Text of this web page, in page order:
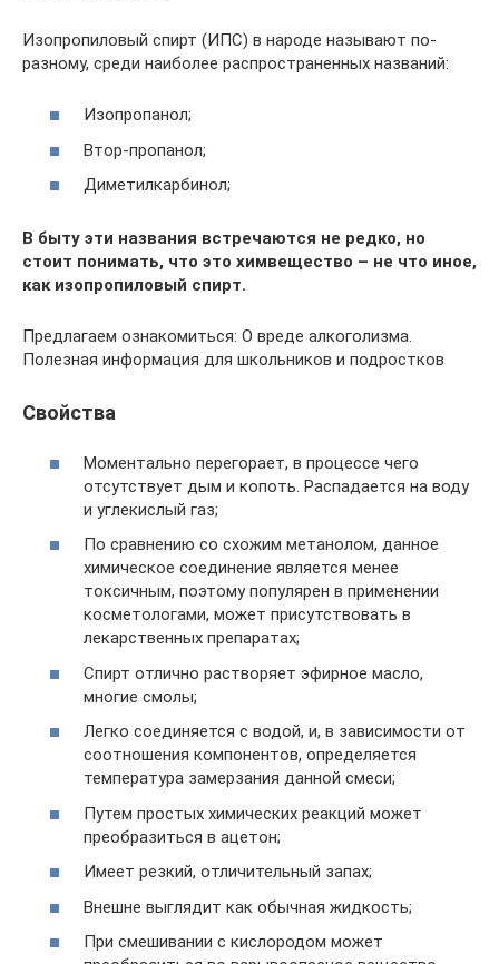
Изопропиловый спирт (ИПС) в народе называют по-
разному, среди наиболее распространенных названий:
Изопропанол;
Втор-пропанол;
Диметилкарбинол;
В быту эти названия встречаются не редко, но
стоит понимать, что это химвещество – не что иное,
как изопропиловый спирт.
Предлагаем ознакомиться: О вреде алкоголизма.
Полезная информация для школьников и подростков
Свойства
Моментально перегорает, в процессе чего
отсутствует дым и копоть. Распадается на воду
и углекислый газ;
По сравнению со схожим метанолом, данное
химическое соединение является менее
токсичным, поэтому популярен в применении
косметологами, может присутствовать в
лекарственных препаратах;
Спирт отлично растворяет эфирное масло,
многие смолы;
Легко соединяется с водой, и, в зависимости от
соотношения компонентов, определяется
температура замерзания данной смеси;
Путем простых химических реакций может
преобразиться в ацетон;
Имеет резкий, отличительный запах;
Внешне выглядит как обычная жидкость;
При смешивании с кислородом может